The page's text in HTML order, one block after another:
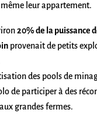
leur appartement.
20% de la puissance
provenait de petits
des pools de
de participer à des
grandes fermes.